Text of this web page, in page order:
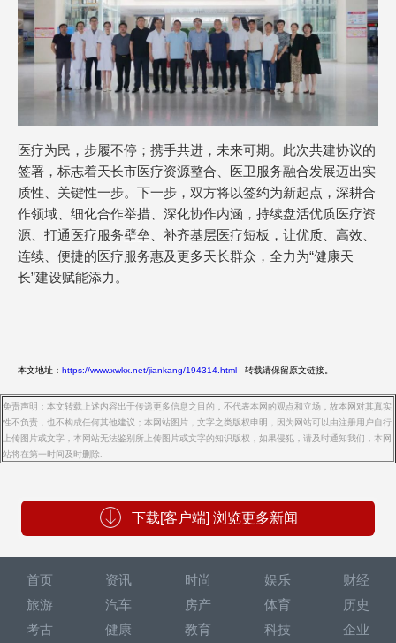
医疗为民，步履不停；携手共进，未来可期。此次共建协议的
签署，标志着天长市医疗资源整合、医卫服务融合发展迈出实
质性、关键性一步。下一步，双方将以签约为新起点，深耕合
作领域、细化合作举措、深化协作内涵，持续盘活优质医疗资
源、打通医疗服务壁垒、补齐基层医疗短板，让优质、高效、
连续、便捷的医疗服务惠及更多天长群众，全力为“健康天
长”建设赋能添力。
本文地址： https://www.xwkx.net/jiankang/194314.html - 转载请保留原文链接。
免责声明：本文转载上述内容出于传递更多信息之目的，不代表本网的观点和立场，故本网对其真实
性不负责，也不构成任何其他建议；本网站图片，文字之类版权申明，因为网站可以由注册用户自行
上传图片或文字，本网站无法鉴别所上传图片或文字的知识版权，如果侵犯，请及时通知我们，本网
站将在第一时间及时删除.
下载[客户端] 浏览更多新闻
首页 资讯 时尚 娱乐
财经
旅游
汽车 房产 体育
历史
考古
健康 教育 科技 企业